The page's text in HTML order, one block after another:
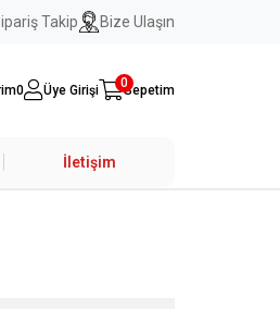
Takip Bize Ulaşın
0 Üye Girişi Sepetim
0
İletişim